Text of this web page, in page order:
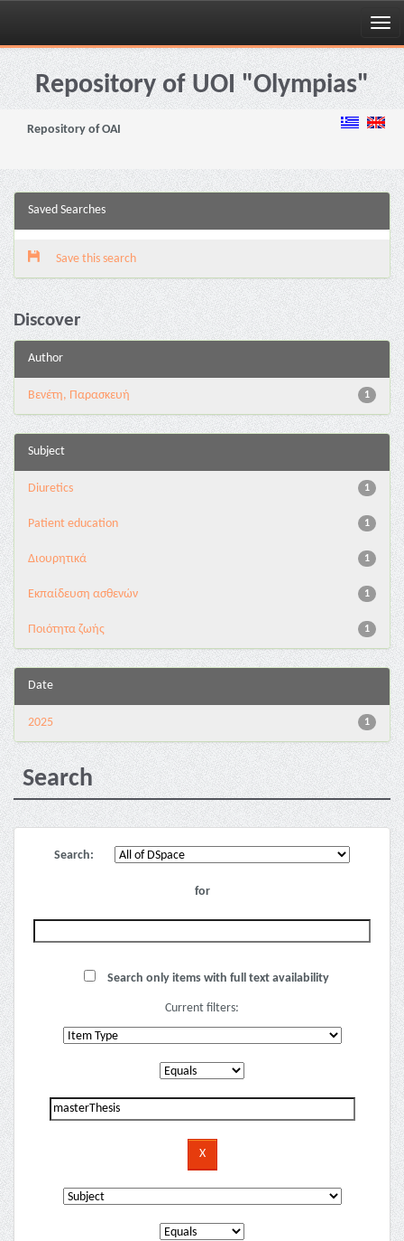
Skip
navigationRepository of UOI "Olympias"
Repository of OAI
Saved Searches
Save this search
Discover
Author
1
Βενέτη, Παρασκευή
Subject
1
Diuretics
1
Patient education
1
Διουρητικά
1
Εκπαίδευση ασθενών
1
Ποιότητα ζωής
Date
1
2025
Search
Search:
for
Search only items with full text availability
Current filters: